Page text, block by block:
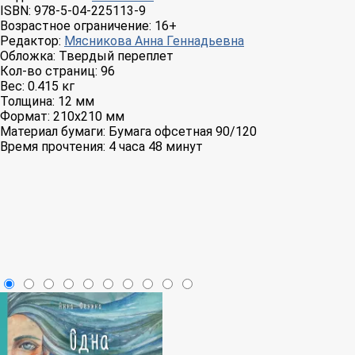
ISBN: 978-5-04-225113-9
Возрастное ограничение: 16+
Редактор: Мясникова Анна Геннадьевна
Обложка: Твердый переплет
Кол-во страниц: 96
Вес: 0.415 кг
Толщина: 12 мм
Формат: 210x210 мм
Материал бумаги: Бумага офсетная 90/120
Время прочтения: 4 часа 48 минут